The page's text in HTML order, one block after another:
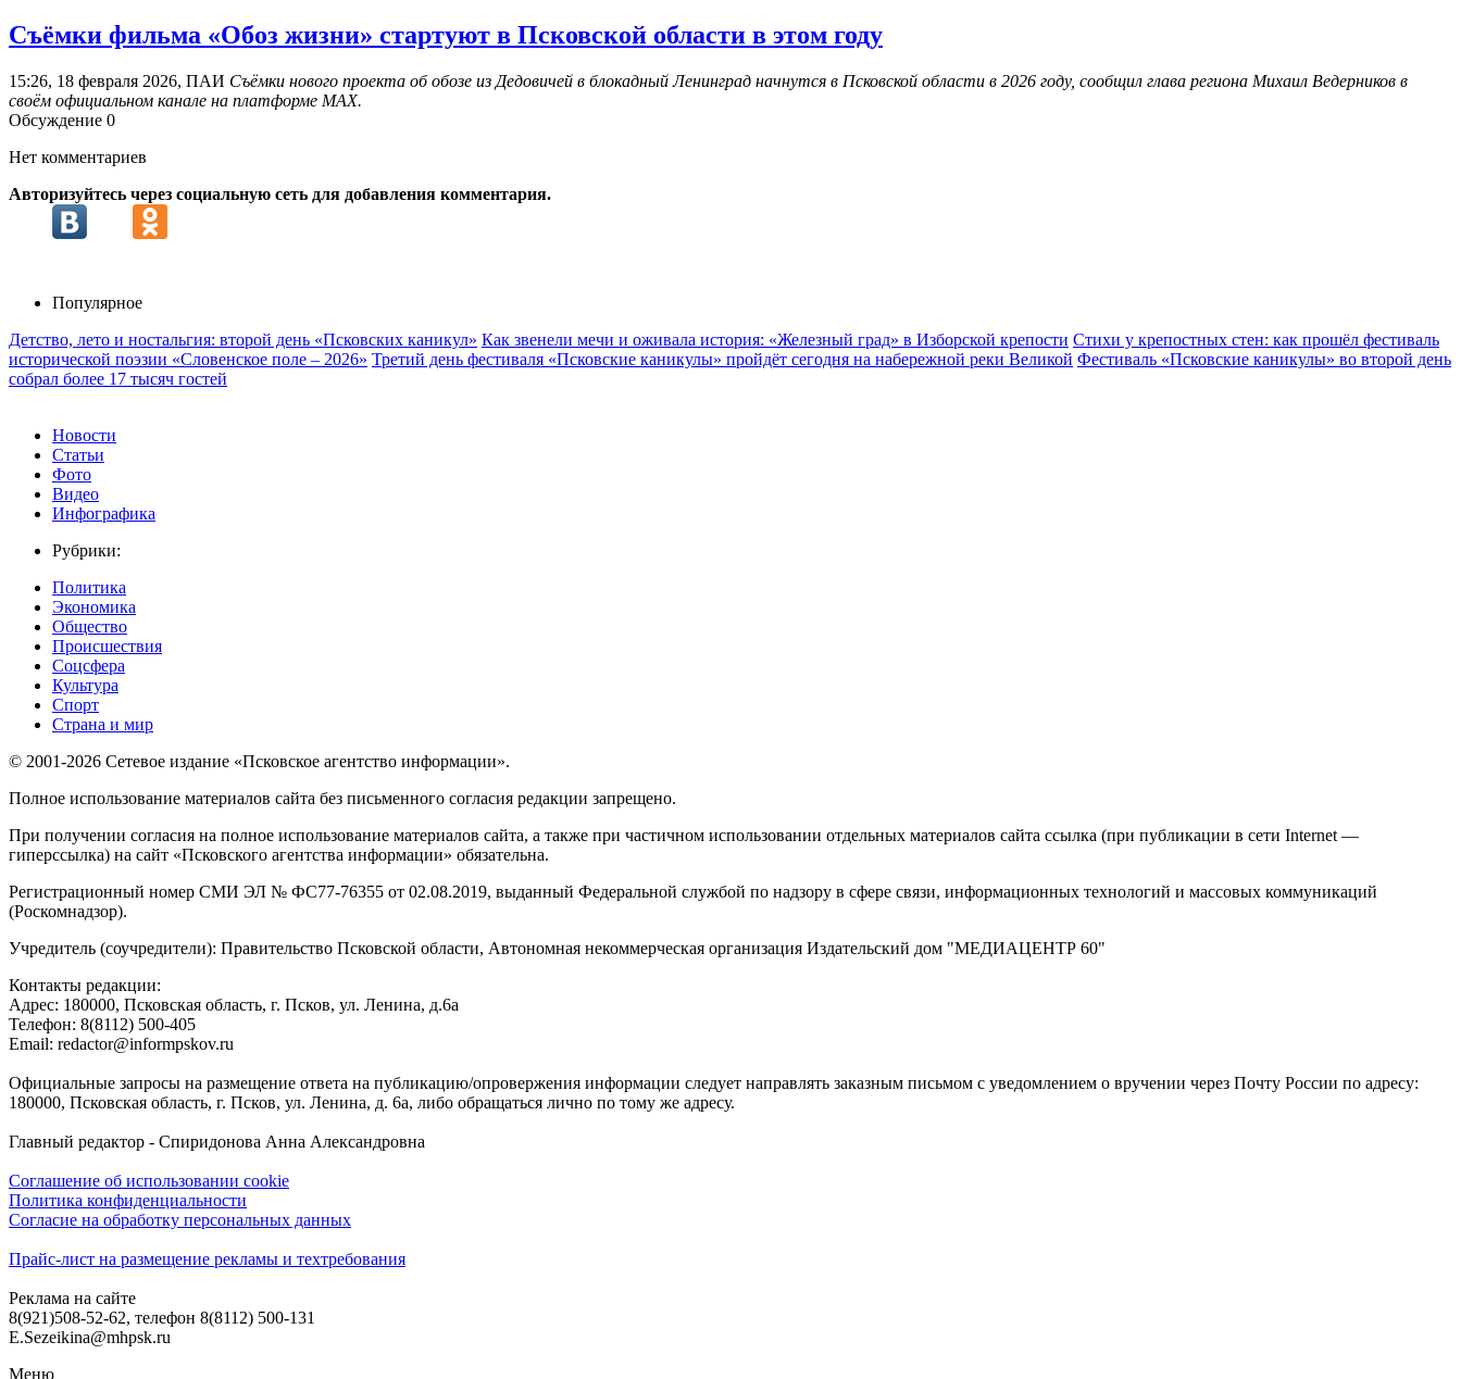
Съёмки фильма «Обоз жизни» стартуют в Псковской области в этом году
15:26, 18 февраля 2026, ПАИ Съёмки нового проекта об обозе из Дедовичей в блокадный Ленинград начнутся в Псковской области в 2026 году, сообщил глава региона Михаил Ведерников в
своём официальном канале на платформе MAX.
Обсуждение 0
Нет комментариев
Авторизуйтесь через социальную сеть для добавления комментария.
Популярное
Детство, лето и ностальгия: второй день «Псковских каникул» Как звенели мечи и оживала история: «Железный град» в Изборской крепости Стихи у крепостных стен: как прошёл фестиваль
исторической поэзии «Словенское поле – 2026» Третий день фестиваля «Псковские каникулы» пройдёт сегодня на набережной реки Великой Фестиваль «Псковские каникулы» во второй день
собрал более 17 тысяч гостей
Новости
Статьи
Фото
Видео
Инфографика
Рубрики:
Политика
Экономика
Общество
Происшествия
Соцсфера
Культура
Спорт
Страна и мир
© 2001-2026 Сетевое издание «Псковское агентство информации».
Полное использование материалов сайта без письменного согласия редакции запрещено.
При получении согласия на полное использование материалов сайта, а также при частичном использовании отдельных материалов сайта ссылка (при публикации в сети Internet —
гиперссылка) на сайт «Псковского агентства информации» обязательна.
Регистрационный номер СМИ ЭЛ № ФС77-76355 от 02.08.2019, выданный Федеральной службой по надзору в сфере связи, информационных технологий и массовых коммуникаций
(Роскомнадзор).
Учредитель (соучредители): Правительство Псковской области, Автономная некоммерческая организация Издательский дом "МЕДИАЦЕНТР 60"
Контакты редакции:
Адреc: 180000, Псковская область, г. Псков, ул. Ленина, д.6а
Телефон: 8(8112) 500-405
Email: redactor@informpskov.ru
Официальные запросы на размещение ответа на публикацию/опровержения информации следует направлять заказным письмом с уведомлением о вручении через Почту России по адресу:
180000, Псковская область, г. Псков, ул. Ленина, д. 6а, либо обращаться лично по тому же адресу.
Главный редактор - Спиридонова Анна Александровна
Соглашение об использовании cookie
Политика конфиденциальности
Согласие на обработку персональных данных
Прайс-лист на размещение рекламы и техтребования
Реклама на сайте
8(921)508-52-62, телефон 8(8112) 500-131
E.Sezeikina@mhpsk.ru
Меню